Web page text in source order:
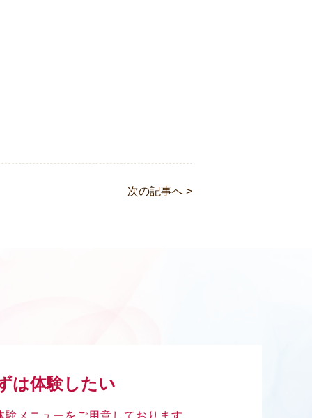
次の記事へ >
は体験したい
験メニューを ご用意しております。